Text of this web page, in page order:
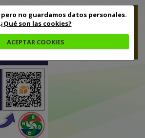
pero no guardamos datos personales.
¿Qué son las cookies?
ACEPTAR COOKIES